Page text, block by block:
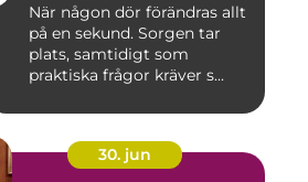
När någon dör förändras allt
på en sekund. Sorgen tar
plats, samtidigt som
praktiska frågor kräver s...
30. jun